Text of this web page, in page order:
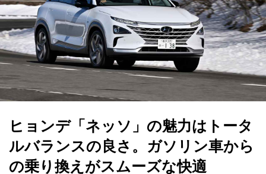
ヒョンデ「ネッソ」の魅力はトータ
ルバランスの良さ。ガソリン車から
の乗り換えがスムーズな快適